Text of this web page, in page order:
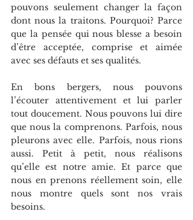
pouvons seulement changer la façon
dont nous la traitons. Pourquoi? Parce
que la pensée qui nous blesse a besoin
d’être acceptée, comprise et aimée
avec ses défauts et ses qualités.
En bons bergers, nous pouvons
l’écouter attentivement et lui parler
tout doucement. Nous pouvons lui dire
que nous la comprenons. Parfois, nous
pleurons avec elle. Parfois, nous rions
aussi. Petit à petit, nous réalisons
qu’elle est notre amie. Et parce que
nous en prenons réellement soin, elle
nous montre quels sont nos vrais
besoins.